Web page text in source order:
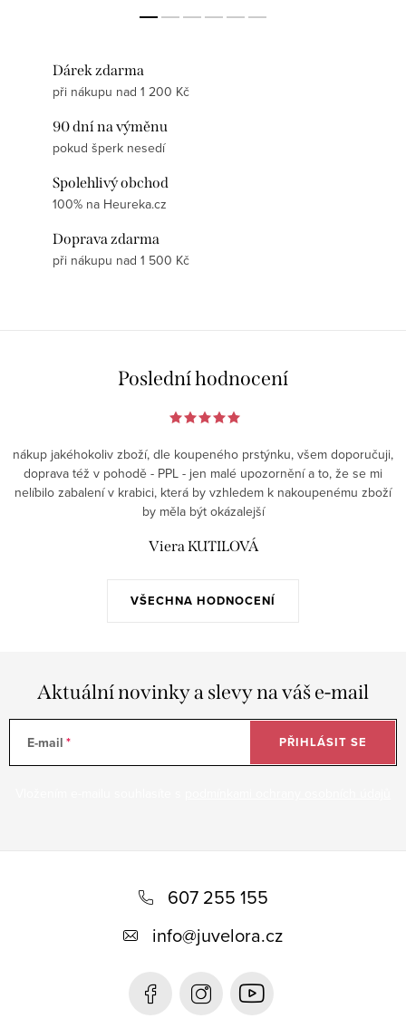
Dárek zdarma
při nákupu nad 1 200 Kč
90 dní na výměnu
pokud šperk nesedí
Spolehlivý obchod
100% na Heureka.cz
Doprava zdarma
při nákupu nad 1 500 Kč
Poslední hodnocení
VŠECHNA HODNOCENÍ
nákup jakéhokoliv zboží, dle koupeného prstýnku, všem doporučuji,
doprava též v pohodě - PPL - jen malé upozornění a to, že se mi
nelíbilo zabalení v krabici, která by vzhledem k nakoupenému zboží
by měla být okázalejší
Viera KUTILOVÁ
Aktuální novinky a slevy na váš e-mail
E-mail PŘIHLÁSIT SE
607 255 155
info@juvelora.cz